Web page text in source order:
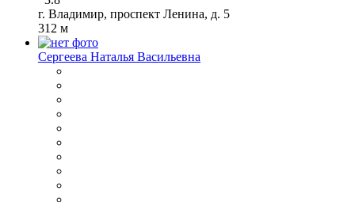
г. Владимир, проспект Ленина, д. 5
312 м
Сергеева Наталья Васильевна